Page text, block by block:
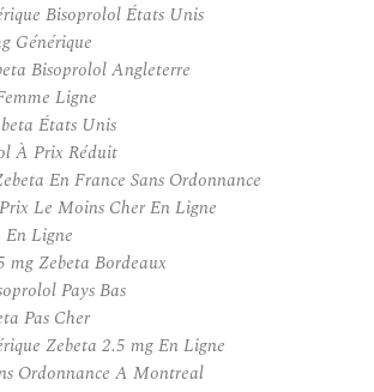
Bisoprolol États Unis
Générique
Bisoprolol Angleterre
Ligne
États Unis
À Prix Réduit
En France Sans Ordonnance
Le Moins Cher En Ligne
En Ligne
mg Zebeta Bordeaux
Pays Bas
Pas Cher
Zebeta 2.5 mg En Ligne
Ordonnance A Montreal